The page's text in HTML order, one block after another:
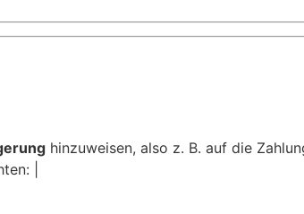
hinzuweisen, also z. B. auf die
|